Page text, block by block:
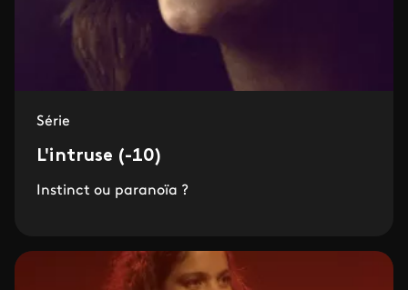
Série
L'intruse (-10)
Instinct ou paranoïa ?